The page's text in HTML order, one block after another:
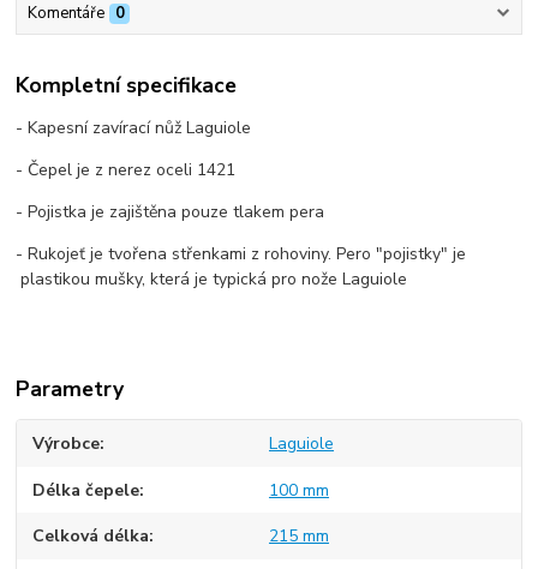
Komentáře 0
Kompletní specifikace
- Kapesní zavírací nůž Laguiole
- Čepel je z nerez oceli 1421
- Pojistka je zajištěna pouze tlakem pera
- Rukojeť je tvořena střenkami z rohoviny. Pero "pojistky" je
plastikou mušky, která je typická pro nože Laguiole
Parametry
Výrobce Laguiole
Délka čepele 100 mm
Celková délka 215 mm